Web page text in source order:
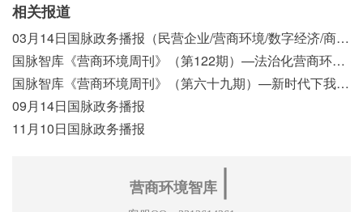
相关报道
03月14日国脉政务播报（民营企业/营商环境/数字经济/商事制度改革）
国脉智库《营商环境周刊》（第122期）—法治化营商环境视域下我国行政执法公示制度浅析
国脉智库《营商环境周刊》（第六十九期）—新时代下我国营商环境标准体系构建初探
09月14日国脉政务播报
11月10日国脉政务播报
营商环境智库